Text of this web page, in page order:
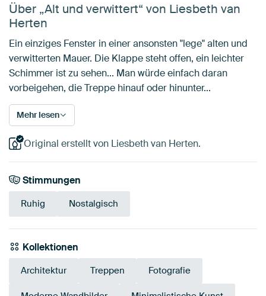
Über „Alt und verwittert“ von Liesbeth van
Herten
Ein einziges Fenster in einer ansonsten "lege" alten und
verwitterten Mauer. Die Klappe steht offen, ein leichter
Schimmer ist zu sehen... Man würde einfach daran
vorbeigehen, die Treppe hinauf oder hinunter...
Mehr lesen
Original erstellt von Liesbeth van Herten.
Stimmungen
Ruhig Nostalgisch
Kollektionen
Architektur Treppen Fotografie